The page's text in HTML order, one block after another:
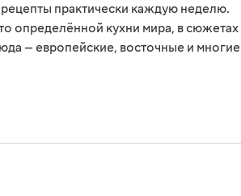
практически каждую неделю.
определённой кухни мира, в сюжетах
— европейские, восточные и многие